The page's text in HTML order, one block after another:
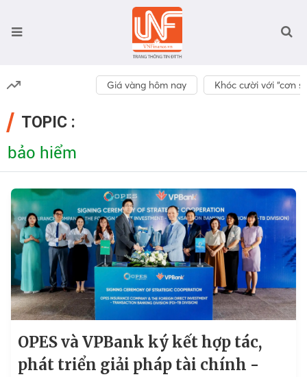
Giá vàng hôm nay Khóc cười với “cơn
TOPIC :
bảo hiểm
OPES và VPBank ký kết hợp tác,
phát triển giải pháp tài chính -